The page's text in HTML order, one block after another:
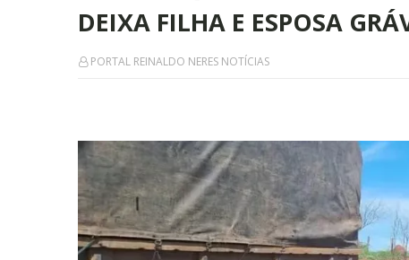
DEIXA FILHA E ESPOSA
PORTAL REINALDO NERES NOTÍCIAS